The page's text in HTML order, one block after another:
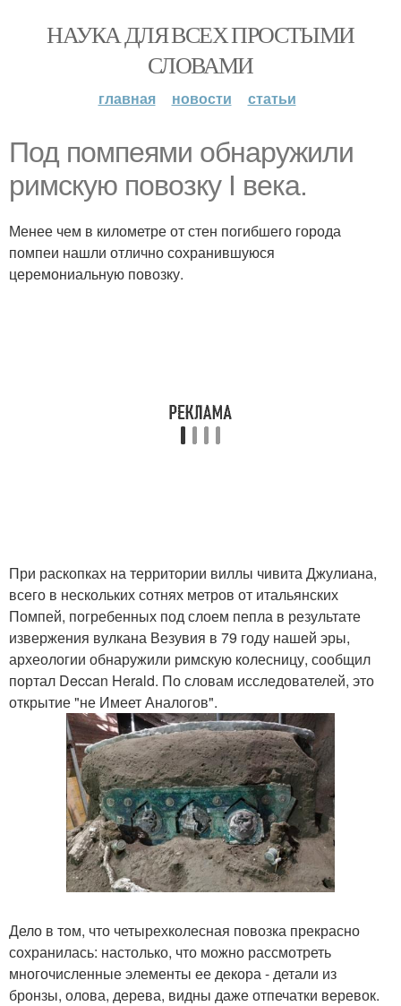
НАУКА ДЛЯ ВСЕХ ПРОСТЫМИ
СЛОВАМИ
главная новости статьи
Под помпеями обнаружили
римскую повозку I века.
Менее чем в километре от стен погибшего города
помпеи нашли отлично сохранившуюся
церемониальную повозку.
При раскопках на территории виллы чивита Джулиана,
всего в нескольких сотнях метров от итальянских
Помпей, погребенных под слоем пепла в результате
извержения вулкана Везувия в 79 году нашей эры,
археологии обнаружили римскую колесницу, сообщил
портал Deccan Herald. По словам исследователей, это
открытие "не Имеет Аналогов".
Дело в том, что четырехколесная повозка прекрасно
сохранилась: настолько, что можно рассмотреть
многочисленные элементы ее декора - детали из
бронзы, олова, дерева, видны даже отпечатки веревок.